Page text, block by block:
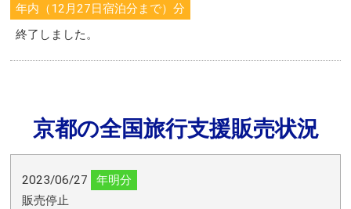
年内（12月27日宿泊分まで）分
終了しました。
京都の全国旅行支援販売状況
2023/06/27
年明分
販売停止